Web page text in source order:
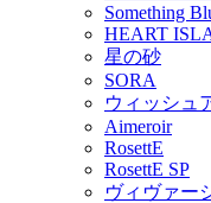
Something
HEART
星の砂
SORA
ウィッシュ
Aimeroir
RosettE
RosettE SP
ヴィヴァー